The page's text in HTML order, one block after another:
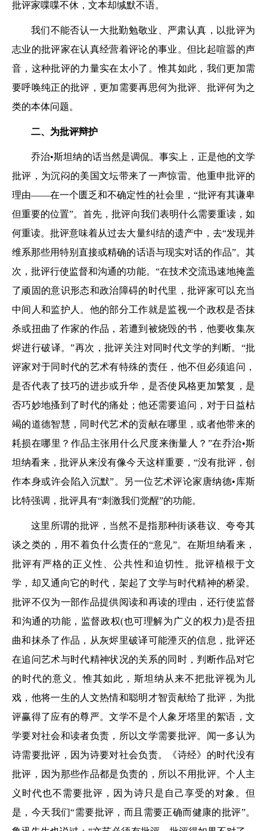
批评家喋喋不休，文本却缄默不语。
我们不能否认一大批勤勉敬业、严肃认真，以批评为
志业的批评家在认真经营着评论的事业。但比起喧嚣的声
音，这种批评的力量实在太小了。惟其如此，我们更加需
要呼唤纯正的批评，更加需要再思何为批评、批评何为之
类的本体问题。
二、为批评辩护
乔治•斯坦纳的话当然是调侃。事实上，正是他的文学
批评，为沉闷的美国文坛带来了一声惊雷。他重申批评的
理由——在一个匮乏和不确定性的社会里，“批评有其谦卑
但重要的位置”。首先，批评向我们表明什么需要重读，如
何重读。批评意味着从过去大量纠结的遗产中，去“发现并
维系那些用特别直接或精确的话语与现实对话的作品”。其
次，批评行使监督和沟通的功能。“在技术交流迅速地掩盖
了顽固的意识形态和政治障碍的时代里，批评家可以充当
中间人和监护人。他的部分工作就是监视一个政权是否抹
杀或扭曲了作家的作品，若遭到被烧毁的书，他要收集灰
烬进行破译。”再次，批评关注对同时代文学的判断。“批
评家对于同时代的艺术有特殊的责任，他不但必须追问，
是否代表了技巧的进步或升华，是否使风格更加繁复，是
否巧妙地搔到了时代的痛处；他还需要追问，对于日益枯
竭的道德智慧，同时代艺术的贡献在哪里，或者他带来的
耗损在哪里？作品主张用什么尺度来衡量人？”在乔治•斯
坦纳看来，批评从来没有像今天这样重要，“没有批评，创
作本身或许会陷入沉默”。另一位艺术评论家唐纳德•库斯
比特强调，批评具有“刺激我们觉醒”的功能。
这里所谓的批评，当然不是指那种街谈巷议、夸夸其
谈之类的，用不着负什么责任的“意见”。在斯坦纳看来，
批评有严格的正义性、公共性和迫切性。批评植根于文
学，却又通向它的时代，架起了文学与时代精神的桥梁。
批评不仅为一部作品提供阅读和再读的理由，还行使监督
和沟通的功能，监督政权(也可理解为广义的权力)是否扭
曲和抹杀了作品，从灰烬里破译可能湮灭的信息，批评还
在追问艺术与时代精神状况的关系的同时，判断作品对它
的时代的意义。惟其如此，斯坦纳从来不把批评视为儿
戏，他将一生的人文热情和聪明才智贡献给了批评，为批
评赢得了应有的尊严。文学不是个人象牙塔里的絮语，文
学要对社会和读者负责，所以文学需要批评。闻一多认为
诗需要批评，因为诗要对社会负责。《诗经》的时代没有
批评，因为那些作品都是负责的，所以不用批评。个人主
义时代也不需要批评，因为诗只是自己享受的对象。但
是，今天我们“需要批评，而且需要正确而健康的批评”。